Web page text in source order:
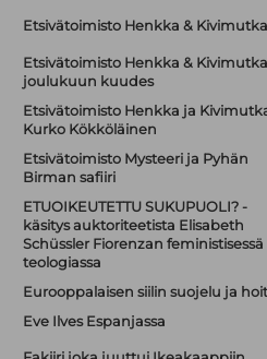
Etsivätoimisto Henkka & Kivimutka
Etsivätoimisto Henkka &
joulukuun kuudes
Etsivätoimisto Henkka ja
Kurko Kökköläinen
Etsivätoimisto Mysteeri ja Pyhän
Birman safiiri
ETUOIKEUTETTU SUKUPUOLI? -
käsitys auktoriteetista Elisabeth
Schüssler Fiorenzan feministisessä
teologiassa
Eurooppalaisen siilin suojelu ja
Eve Ilves Espanjassa